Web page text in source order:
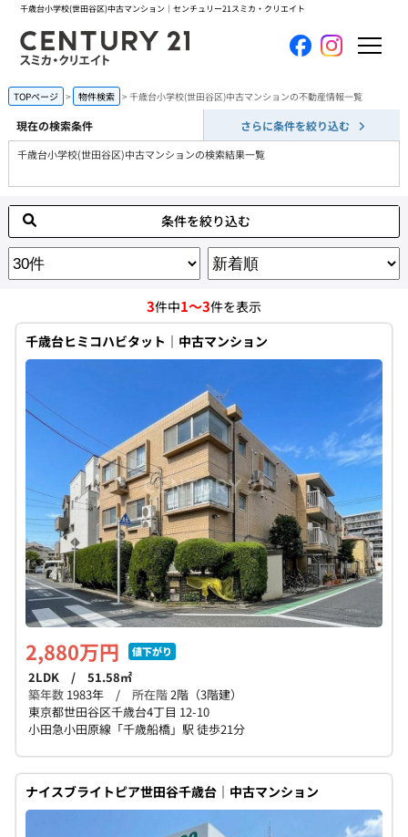
千歳台小学校(世田谷区)中古マンション｜センチュリー21スミカ・クリエイト
ホーム
当社について
買いたい
売りたい
コンテンツ
採用情報
会員メニュー
個人情報保護の取扱い 会員規約 サイトマップ
TOPページ 物件検索 千歳台小学校(世田谷区)中古マンションの不動産情報一覧
現在の検索条件 さらに条件を絞り込む
千歳台小学校(世田谷区)中古マンションの検索結果一覧
条件を絞り込む
3件中1～3件を表示
千歳台ヒミコハビタット｜中古マンション
2,880万円 値下がり
2LDK / 51.58㎡
築年数 1983年 / 所在階2階（3階建）
東京都世田谷区千歳台4丁目 12-10
小田急小田原線「千歳船橋」駅 徒歩21分
ナイスブライトピア世田谷千歳台｜中古マンション